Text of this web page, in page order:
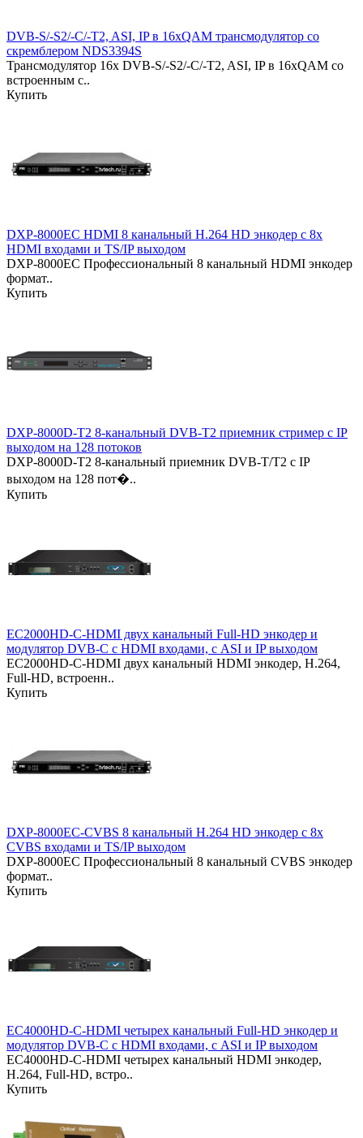
DVB-S/-S2/-C/-T2, ASI, IP в 16xQAM трансмодулятор со
скремблером NDS3394S
Трансмодулятор 16x DVB-S/-S2/-C/-T2, ASI, IP в 16xQAM со
встроенным с..
Купить
DXP-8000EC HDMI 8 канальный H.264 HD энкодер с 8x
HDMI входами и TS/IP выходом
DXP-8000EC Профессиональный 8 канальный HDMI энкодер
формат..
Купить
DXP-8000D-T2 8-канальный DVB-T2 приемник стример с IP
выходом на 128 потоков
DXP-8000D-T2 8-канальный приемник DVB-T/T2 с IP
выходом на 128 пот�..
Купить
EC2000HD-C-HDMI двух канальный Full-HD энкодер и
модулятор DVB-C с HDMI входами, с ASI и IP выходом
EC2000HD-C-HDMI двух канальный HDMI энкодер, H.264,
Full-HD, встроенн..
Купить
DXP-8000EC-CVBS 8 канальный H.264 HD энкодер с 8x
CVBS входами и TS/IP выходом
DXP-8000EC Профессиональный 8 канальный CVBS энкодер
формат..
Купить
EC4000HD-C-HDMI четырех канальный Full-HD энкодер и
модулятор DVB-C с HDMI входами, с ASI и IP выходом
EC4000HD-C-HDMI четырех канальный HDMI энкодер,
H.264, Full-HD, встро..
Купить